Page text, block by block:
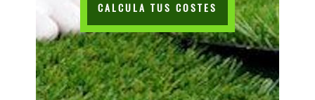
CALCULA TUS COSTES